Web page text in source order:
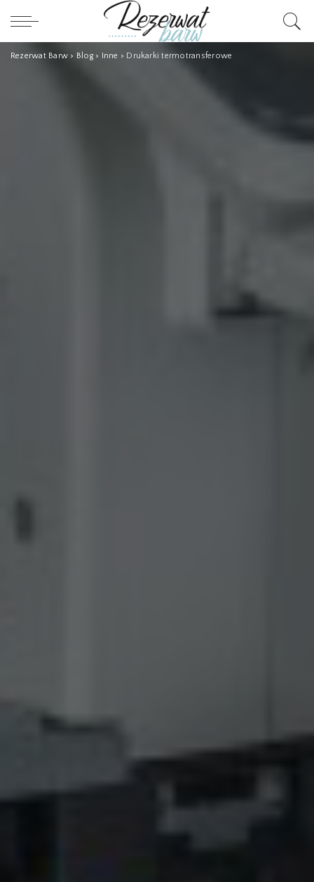
Rezerwat Barw > Blog> Inne > Drukarki termotransferowe